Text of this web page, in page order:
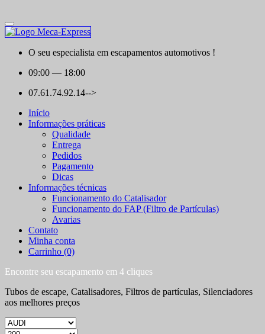
O seu especialista em escapamentos automotivos !
09:00 — 18:00
07.61.74.92.14-->
Início
Informações práticas
Qualidade
Entrega
Pedidos
Pagamento
Dicas
Informações técnicas
Funcionamento do Catalisador
Funcionamento do FAP (Filtro de Partículas)
Avarias
Contato
Minha conta
Carrinho (0)
Encontre seu escapamento em 4 cliques
Tubos de escape, Catalisadores, Filtros de partículas, Silenciadores
aos melhores preços